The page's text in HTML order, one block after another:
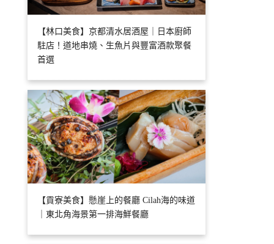
【林口美食】京都清水居酒屋｜日本廚師
駐店！道地串燒、生魚片與豐富酒款聚餐
首選
【貢寮美食】懸崖上的餐廳 Cilah海的味道
｜東北角海景第一排海鮮餐廳